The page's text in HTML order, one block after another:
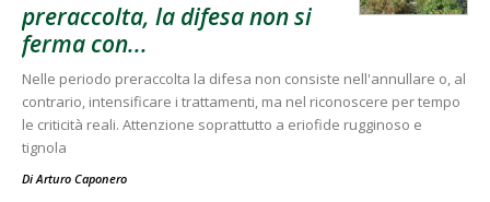
preraccolta, la difesa non si
ferma con...
Nelle periodo preraccolta la difesa non consiste nell'annullare o, al
contrario, intensificare i trattamenti, ma nel riconoscere per tempo
le criticità reali. Attenzione soprattutto a eriofide rugginoso e
tignola
Di Arturo Caponero